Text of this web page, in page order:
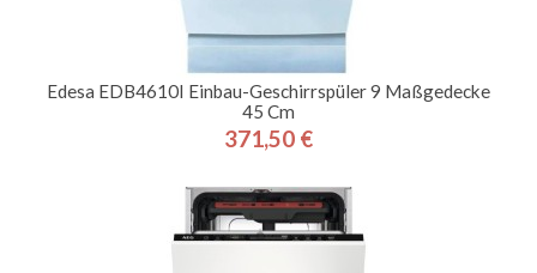
Edesa EDB4610I Einbau-Geschirrspüler 9 Maßgedecke
45 Cm
Preis
371,50 €